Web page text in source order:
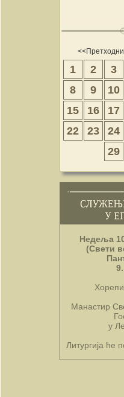
<<Претходни
1 2 3
8
9 10
15
16 17
22
23 24
29
Недеља
(Свети
Манастир
у
Литургија ће